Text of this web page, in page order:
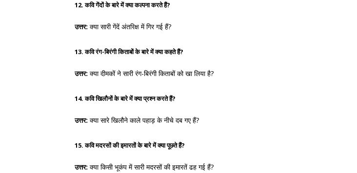
12. कवि गेंदों के बारे में क्या कल्पना करते हैं?
उत्तर: क्या सारी गेंदें अंतरिक्ष में गिर गई हैं?
13. कवि रंग-बिरंगी किताबों के बारे में क्या कहते हैं?
उत्तर: क्या दीमकों ने सारी रंग-बिरंगी किताबों को खा लिया है?
14. कवि खिलौनों के बारे में क्या प्रश्न करते हैं?
उत्तर: क्या सारे खिलौने काले पहाड़ के नीचे दब गए हैं?
15. कवि मदरसों की इमारतों के बारे में क्या पूछते हैं?
उत्तर: क्या किसी भूकंप में सारी मदरसों की इमारतें ढह गई हैं?